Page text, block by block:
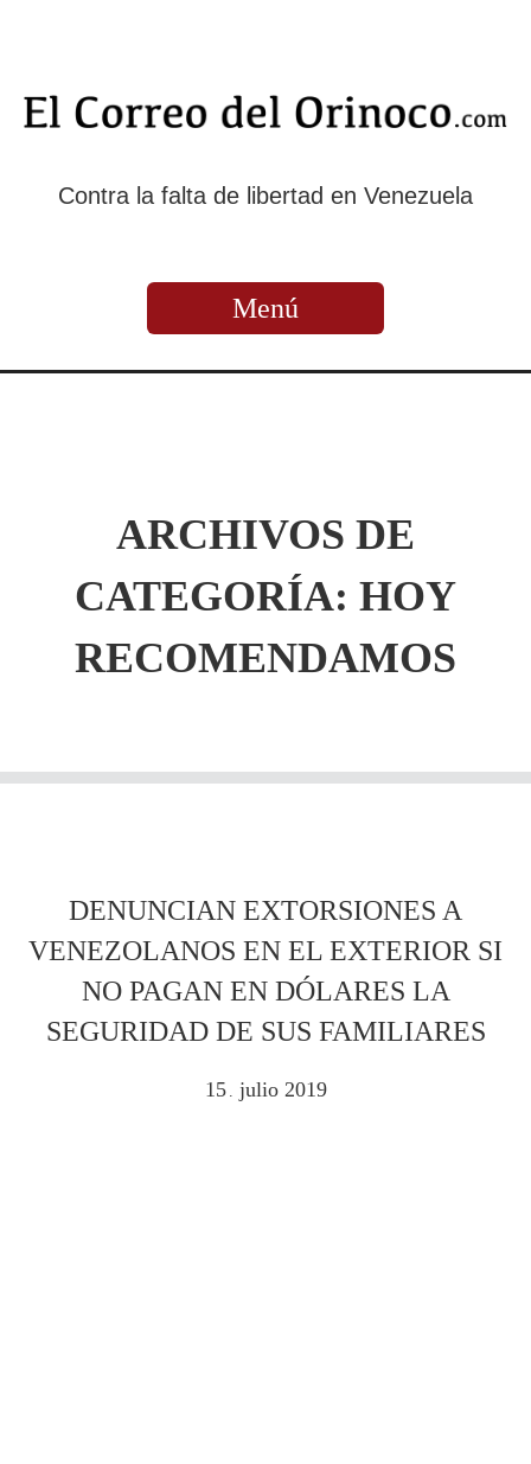
Contra la falta de libertad en Venezuela
Menú
ARCHIVOS DE
CATEGORÍA: HOY
RECOMENDAMOS
DENUNCIAN EXTORSIONES A
VENEZOLANOS EN EL EXTERIOR SI
NO PAGAN EN DÓLARES LA
SEGURIDAD DE SUS FAMILIARES
15 . julio 2019